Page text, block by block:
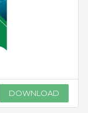
DOWNLOAD